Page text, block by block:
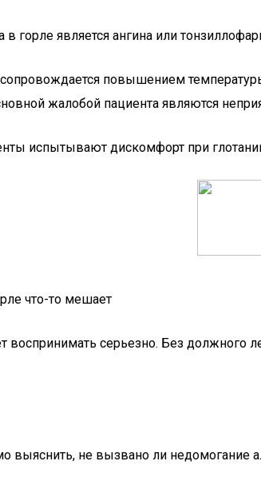
горле является ангина или
повышением
жалобой пациента являются
испытывают дискомфорт при
что-то мешает
воспринимать серьезно. Без должного
выяснить, не вызвано ли